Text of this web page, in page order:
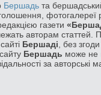
Бершадь та
фотогалереї
газети
авторам статтей.
Бершаді , без
Бершадь може не
за авторські